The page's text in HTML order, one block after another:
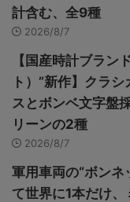
計含む、全9種
2026/8/7
【国産時計ブラン
ト）”新作】クラ
スとボンベ文字盤
リーンの2種
2026/8/7
軍用車両の“ボンネ
て世界に1本だけ